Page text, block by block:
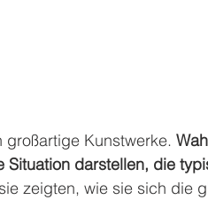
großartige Kunstwerke.
Situation darstellen, die
zeigten, wie sie sich die